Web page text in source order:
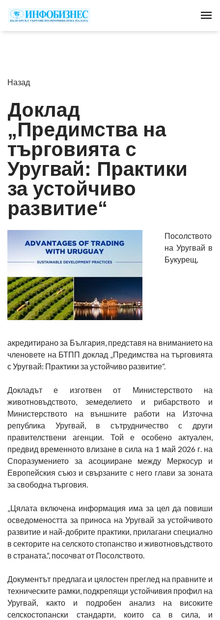
Назад
Доклад
„Предимства на
търговията с
Уругвай: Практики
за устойчиво
развитие“
Посолството
на Уругвай в
Букурещ,
акредитирано за България, представя на вниманието на
членовете на БТПП доклад „Предимства на търговията
с Уругвай: Практики за устойчиво развитие“.
Докладът е изготвен от Министерството на
животновъдството, земеделието и рибарството и
Министерството на външните работи на Източна
република Уругвай, в сътрудничество с други
правителствени агенции. Той е особено актуален,
предвид временното влизане в сила на 1 май 2026 г. на
Споразумението за асоцииране между Меркосур и
Европейския съюз и свързаните с него глави за зоната
за свободна търговия.
„Цялата включена информация има за цел да повиши
осведомеността за приноса на Уругвай за устойчивото
развитие и най-добрите практики, прилагани специално
в секторите на селското стопанство и животновъдството
в страната.“, посочват от Посолството.
Документът предлага и цялостен преглед на правните и
техническите рамки, подкрепящи устойчивия профил на
Уругвай, както и подробен анализ на високите
селскостопански стандарти, които са в сила, и